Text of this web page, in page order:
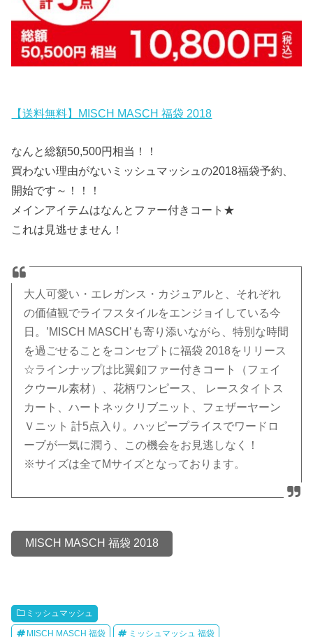
【送料無料】MISCH MASCH 福袋 2018
なんと総額50,500円相当！！
買わない理由がないミッシュマッシュの2018福袋予約、
開始です～！！！
メインアイテムはなんとファー付きコート★
これは見逃せません！
大人可愛い・エレガンス・カジュアルと、それぞれ
の価値観でライフスタイルをエンジョイしている今
日。’MISCH MASCH’も寄り添いながら、特別な時間
を過ごせることをコンセプトに福袋 2018をリリース
☆ラインナップは比翼釦ファー付きコート（フェイ
クウール素材）、花柄ワンピース、 レースタイトス
カート、ハートネックリブニット、フェザーヤーン
Ｖニット 計5点入り。ハッピープライスでワードロ
ーブが一気に潤う、この機会をお見逃しなく！
※サイズは全てMサイズとなっております。
MISCH MASCH 福袋 2018
ミッシュマッシュ
MISCH MASCH 福袋 ミッシュマッシュ 福袋